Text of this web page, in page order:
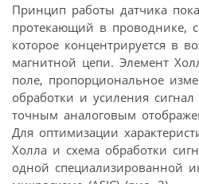
Принцип работы датчика
протекающий в проводнике,
которое концентрируется в
магнитной цепи. Элемент
поле, пропорциональное
обработки и усиления
точным аналоговым
Для оптимизации
Холла и схема обработки
одной специализированной